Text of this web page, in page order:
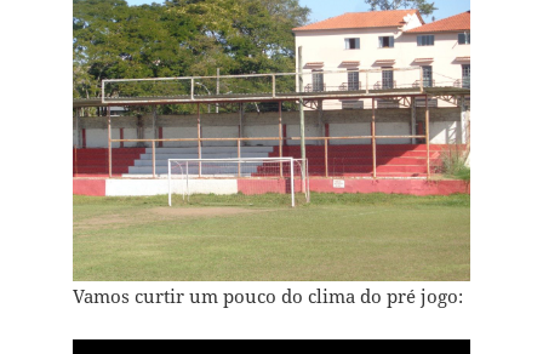
Vamos curtir um pouco do clima do pré jogo: